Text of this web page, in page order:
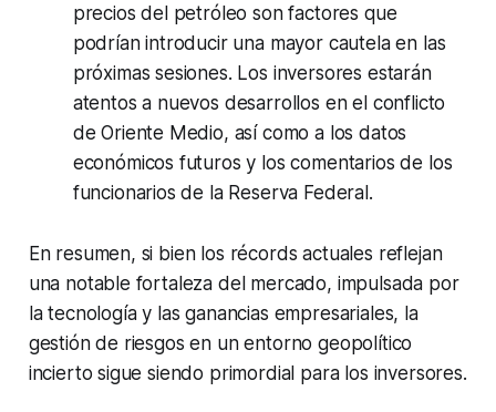
precios del petróleo son factores que
podrían introducir una mayor cautela en las
próximas sesiones. Los inversores estarán
atentos a nuevos desarrollos en el conflicto
de Oriente Medio, así como a los datos
económicos futuros y los comentarios de los
funcionarios de la Reserva Federal.
En resumen, si bien los récords actuales reflejan
una notable fortaleza del mercado, impulsada por
la tecnología y las ganancias empresariales, la
gestión de riesgos en un entorno geopolítico
incierto sigue siendo primordial para los inversores.